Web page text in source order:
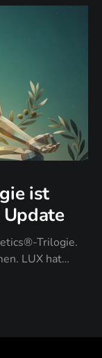
ist
Trilogie.
LUX hat